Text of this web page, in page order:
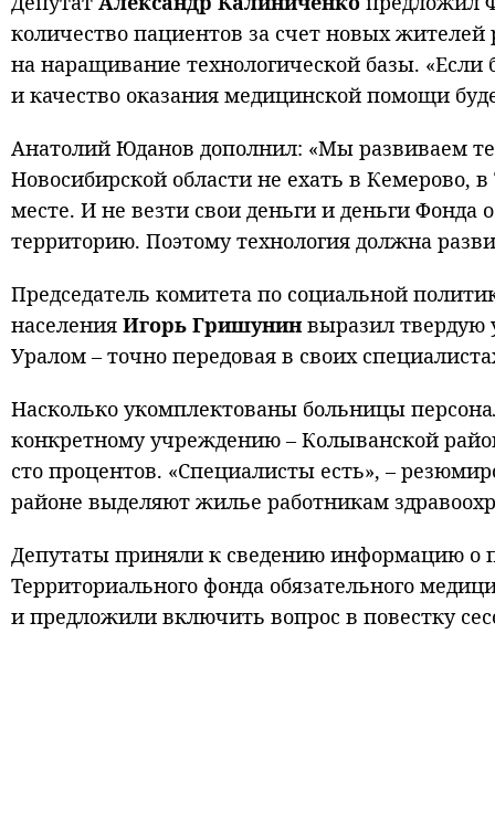
количество пациентов за счет новых
на наращивание технологической базы. «Если
и качество оказания медицинской помощи
Анатолий Юданов дополнил: «Мы развиваем
Новосибирской области не ехать в
месте. И не везти свои деньги и деньги Фонда
территорию. Поэтому технология должна
Председатель комитета по социальной
населения Игорь Гришунинвыразил твердую
Уралом – точно передовая в своих
Насколько укомплектованы больницы
конкретному учреждению – Колыванской
сто процентов. «Специалисты есть», –
районе выделяют жилье работникам
Депутаты приняли к сведению информацию о
Территориального фонда обязательного
и предложили включить вопрос в повестку